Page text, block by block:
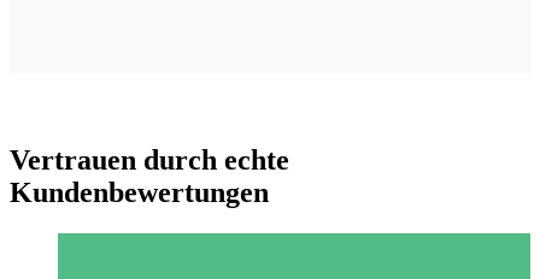
Vertrauen durch echte
Kundenbewertungen